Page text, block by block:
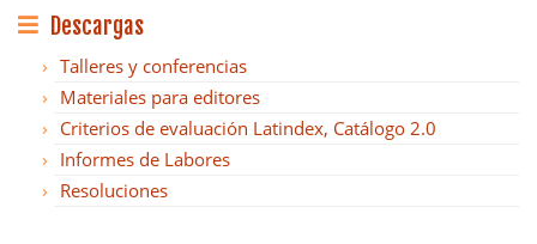
Descargas
Talleres y conferencias
Materiales para editores
Criterios de evaluación Latindex, Catálogo 2.0
Informes de Labores
Resoluciones